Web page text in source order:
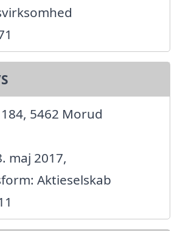
5462 Morud
maj 2017,
Aktieselskab